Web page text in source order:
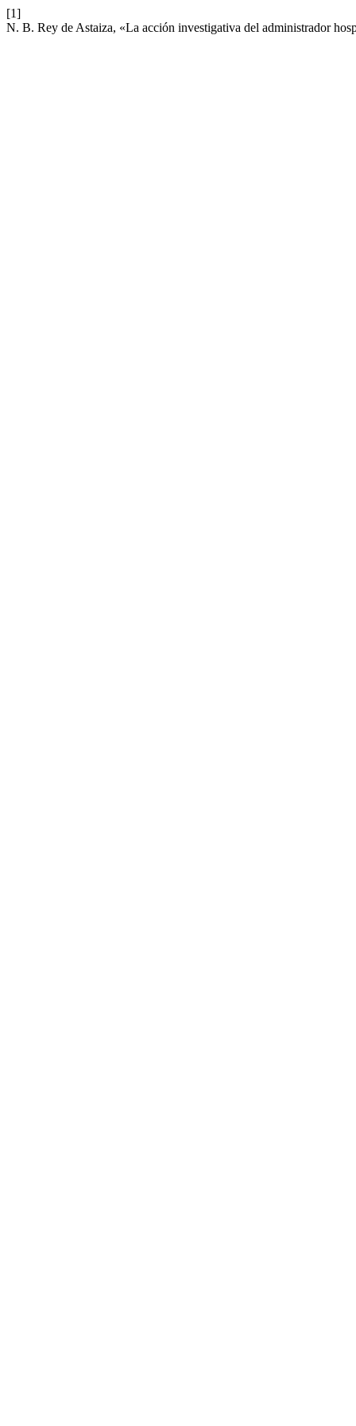
[1]
N. B. Rey de Astaiza, «La acción investigativa del administrador